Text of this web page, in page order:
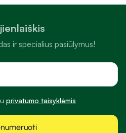
ir specialius pasiūlymus!
privatumo taisyklėmis